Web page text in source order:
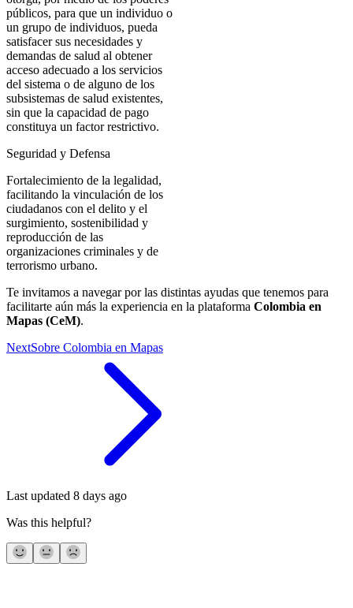
públicos, para que un individuo o
un grupo de individuos, pueda
satisfacer sus necesidades y
demandas de salud al obtener
acceso adecuado a los servicios
del sistema o de alguno de los
subsistemas de salud existentes,
sin que la capacidad de pago
constituya un factor restrictivo.
Seguridad y Defensa
Fortalecimiento de la legalidad,
facilitando la vinculación de los
ciudadanos con el delito y el
surgimiento, sostenibilidad y
reproducción de las
organizaciones criminales y de
terrorismo urbano.
Te invitamos a navegar por las distintas ayudas que tenemos para
facilitarte aún más la experiencia en la plataforma Colombia en
Mapas (CeM).
NextSobre Colombia en Mapas
Last updated 8 days ago
Was this helpful?